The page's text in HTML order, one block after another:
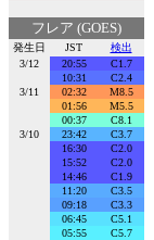
フレア (GOES)
発生日 JST
検出
3/12
20:55
C1.7
10:31
C2.4
3/11
02:32
M8.5
01:56
M5.5
00:37
C8.1
3/10
23:42
C3.7
16:30
C2.0
15:52
C2.0
14:46
C1.9
11:20
C3.5
09:18
C3.3
06:45
C5.1
05:55
C5.7